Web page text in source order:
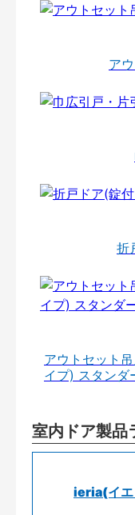
ア
折
アウトセット
イプ) スタンダ
室内ドア製品
ieria(イエ